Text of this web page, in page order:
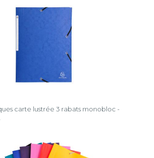
carte lustrée 3 rabats monobloc -